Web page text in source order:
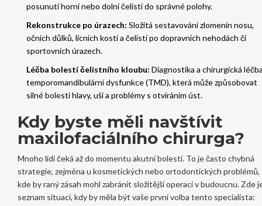
posunutí horní nebo dolní čelisti do správné polohy.
Rekonstrukce po úrazech: Složitá sestavování zlomenin nosu,
očních důlků, lícních kostí a čelistí po dopravních nehodách či
sportovních úrazech.
Léčba bolestí čelistního kloubu: Diagnostika a chirurgická
temporomandibulární dysfunkce (TMD), která může způsobovat
silné bolesti hlavy, uší a problémy s otvíráním úst.
Kdy byste měli navštívit
maxilofaciálního chirurga?
Mnoho lidí čeká až do momentu akutní bolesti. To je často chybná
strategie, zejména u kosmetických nebo ortodontických problémů,
kde by raný zásah mohl zabránit složitější operaci v budoucnu. Zde
seznam situací, kdy by měla být vaše první volba tento specialista: